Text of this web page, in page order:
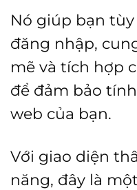
Nó giúp bạn
đăng nhập,
mẽ và tích hợp
để đảm bảo
web của bạn.
Với giao diện
năng, đây là